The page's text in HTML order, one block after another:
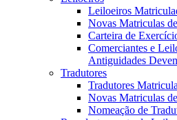
Leiloeiros
Novas Matriculas
Carteira de
Comerciantes e
Antiguidades
Tradutores
Tradutores
Novas Matriculas
Nomeação de